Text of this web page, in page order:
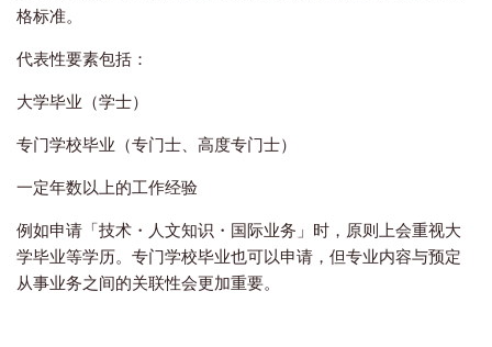
格标准。
代表性要素包括：
大学毕业（学士）
专门学校毕业（专门士、高度专门士）
一定年数以上的工作经验
例如申请「技术・人文知识・国际业务」时，原则上会重视大
学毕业等学历。专门学校毕业也可以申请，但专业内容与预定
从事业务之间的关联性会更加重要。